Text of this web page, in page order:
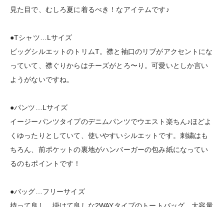
見た目で、むしろ夏に着るべき！なアイテムです♪
●Tシャツ…Lサイズ
ビッグシルエットのトリムT。襟と袖口のリブがアクセントにな
っていて、襟ぐりからはチーズがとろ〜り。可愛いとしか言い
ようがないですね。
●パンツ…Lサイズ
イージーパンツタイプのデニムパンツでウエスト楽ちん♪ほどよ
くゆったりとしていて、使いやすいシルエットです。刺繍はも
ちろん、前ポケットの裏地がハンバーガーの包み紙になってい
るのもポイントです！
●バッグ…フリーサイズ